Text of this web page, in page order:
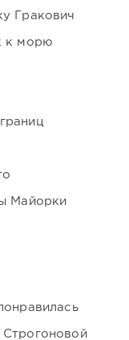
Гракович
к морю
Майорки